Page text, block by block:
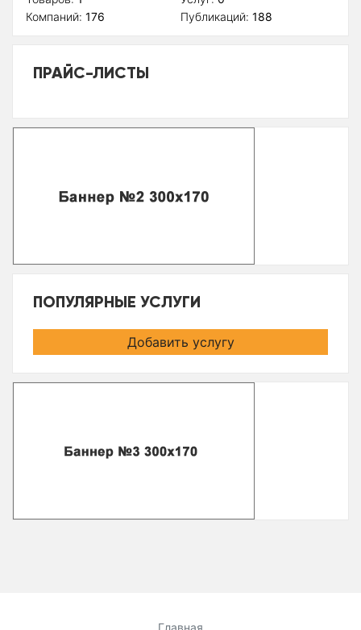
Компаний: 176
Публикаций: 188
ПРАЙС-ЛИСТЫ
ПОПУЛЯРНЫЕ УСЛУГИ
Добавить услугу